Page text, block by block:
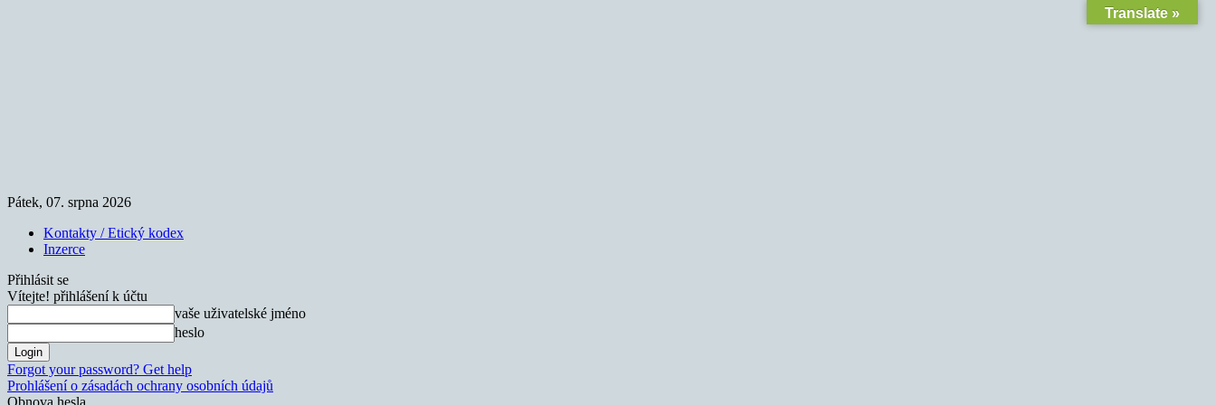
Pátek, 07. srpna 2026
Kontakty / Etický kodex
Inzerce
Přihlásit se
Vítejte! přihlášení k účtu
vaše uživatelské jméno
heslo
Forgot your password? Get help
Prohlášení o zásadách ochrany osobních údajů
Obnova hesla
Translate »